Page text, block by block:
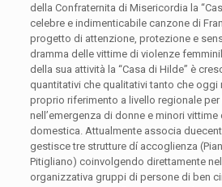
della Confraternita di Misericordia la
celebre e indimenticabile canzone di
progetto di attenzione, protezione e
dramma delle vittime di violenze
della sua attività la “Casa di Hilde” è
quantitativi che qualitativi tanto che oggi
proprio riferimento a livello regionale per
nell’emergenza di donne e minori vittime
domestica. Attualmente associa
gestisce tre strutture dí accoglienza
Pitigliano) coinvolgendo direttamente
organizzativa gruppi di persone di ben